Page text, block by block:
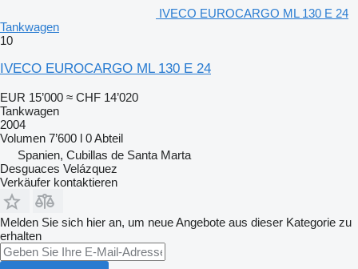
IVECO EUROCARGO ML 130 E 24
Tankwagen
10
IVECO EUROCARGO ML 130 E 24
EUR 15’000 ≈ CHF 14’020
Tankwagen
2004
Volumen 7’600 l 0 Abteil
Spanien, Cubillas de Santa Marta
Desguaces Velázquez
Verkäufer kontaktieren
Melden Sie sich hier an, um neue Angebote aus dieser Kategorie zu
erhalten